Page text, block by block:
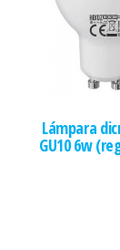
Lámpara
GU10 6w